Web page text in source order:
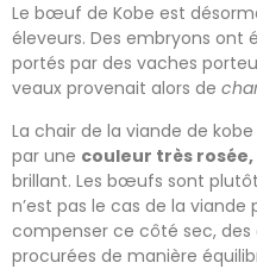
Le bœuf de Kobe est
éleveurs. Des embryons ont
portés par des vaches
veaux provenait alors de
La chair de la viande de
par une couleur très rosée,
brillant. Les bœufs sont
n’est pas le cas de la
compenser ce côté sec, des
procurées de manière